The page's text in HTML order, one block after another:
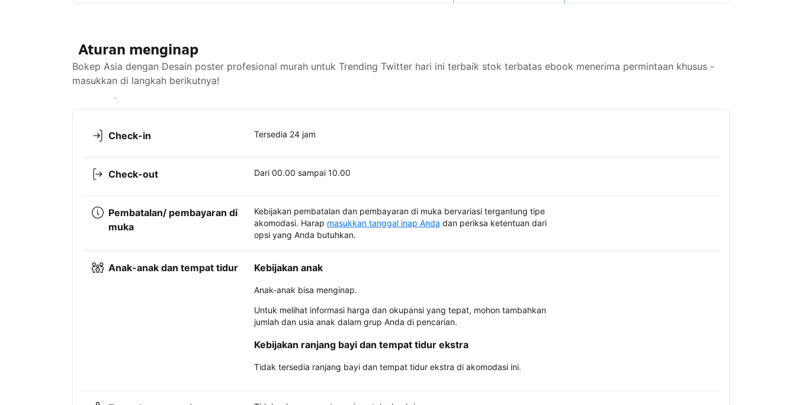
Aturan menginap
Bokep Asia dengan Desain poster profesional murah untuk Trending Twitter hari ini terbaik stok terbatas ebook menerima permintaan khusus -
masukkan di langkah berikutnya!
Lihat ketersediaan
Check-in Tersedia 24 jam
Check-out Dari 00.00 sampai 10.00
Pembatalan/ pembayaran di
muka
Kebijakan pembatalan dan pembayaran di muka bervariasi tergantung tipe
akomodasi. Harap masukkan tanggal inap Anda dan periksa ketentuan dari
opsi yang Anda butuhkan.
Anak-anak dan tempat tidur Kebijakan anak
Anak-anak bisa menginap.
Untuk melihat informasi harga dan okupansi yang tepat, mohon tambahkan
jumlah dan usia anak dalam grup Anda di pencarian.
Kebijakan ranjang bayi dan tempat tidur ekstra
Tidak tersedia ranjang bayi dan tempat tidur ekstra di akomodasi ini.